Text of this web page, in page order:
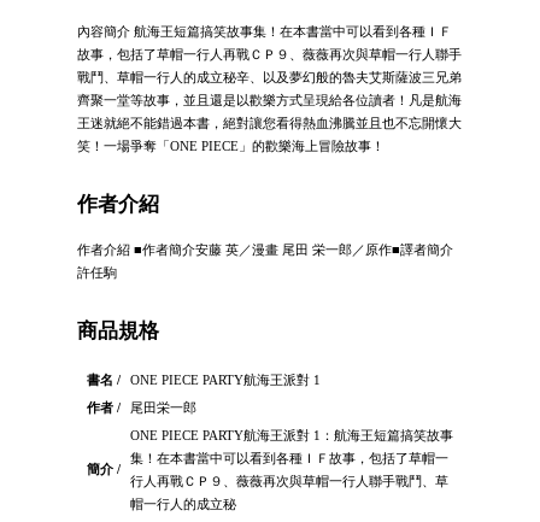
內容簡介 航海王短篇搞笑故事集！在本書當中可以看到各種ＩＦ
故事，包括了草帽一行人再戰ＣＰ９、薇薇再次與草帽一行人聯手
戰鬥、草帽一行人的成立秘辛、以及夢幻般的魯夫艾斯薩波三兄弟
齊聚一堂等故事，並且還是以歡樂方式呈現給各位讀者！凡是航海
王迷就絕不能錯過本書，絕對讓您看得熱血沸騰並且也不忘開懷大
笑！一場爭奪「ONE PIECE」的歡樂海上冒險故事！
作者介紹
作者介紹 ■作者簡介安藤 英／漫畫 尾田 栄一郎／原作■譯者簡介
許任駒
商品規格
書名 /
ONE PIECE PARTY航海王派對 1
作者 /
尾田栄一郎
簡介 /
ONE PIECE PARTY航海王派對 1：航海王短篇搞笑故事
集！在本書當中可以看到各種ＩＦ故事，包括了草帽一
行人再戰ＣＰ９、薇薇再次與草帽一行人聯手戰鬥、草
帽一行人的成立秘